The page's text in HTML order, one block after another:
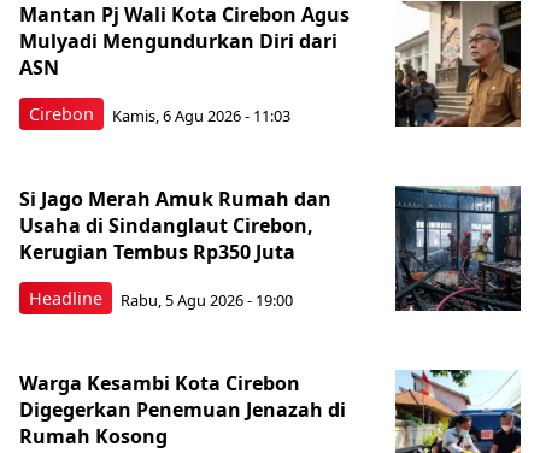
Cirebon
Mantan Pj Wali Kota Cirebon Agus
Mulyadi Mengundurkan Diri dari
ASN
Kamis, 6 Agu 2026 - 11:03
Headline
Si Jago Merah Amuk Rumah dan
Usaha di Sindanglaut Cirebon,
Kerugian Tembus Rp350 Juta
Rabu, 5 Agu 2026 - 19:00
Warga Kesambi Kota Cirebon
Digegerkan Penemuan Jenazah di
Rumah Kosong